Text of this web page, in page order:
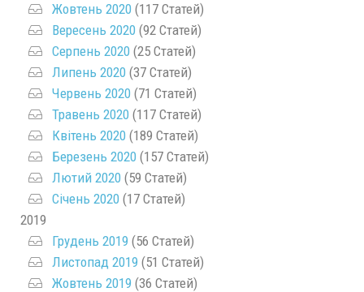
Жовтень 2020 (117 Статей)
Вересень 2020 (92 Статей)
Серпень 2020 (25 Статей)
Липень 2020 (37 Статей)
Червень 2020 (71 Статей)
Травень 2020 (117 Статей)
Квітень 2020 (189 Статей)
Березень 2020 (157 Статей)
Лютий 2020 (59 Статей)
Січень 2020 (17 Статей)
2019
Грудень 2019 (56 Статей)
Листопад 2019 (51 Статей)
Жовтень 2019 (36 Статей)